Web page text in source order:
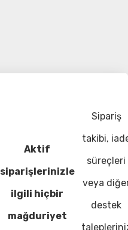
Aktif
siparişlerinizle
ilgili hiçbir
mağduriyet
Sipariş
takibi,
süreçleri
veya
destek